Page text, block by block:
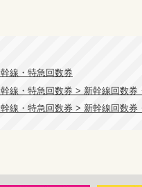
線・特急回数券
線・特急回数券 > 新幹線回数券
線・特急回数券 > 新幹線回数